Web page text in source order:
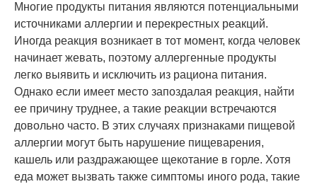
Многие продукты питания являются потенциальными
источниками аллергии и перекрестных реакций.
Иногда реакция возникает в тот момент, когда человек
начинает жевать, поэтому аллергенные продукты
легко выявить и исключить из рациона питания.
Однако если имеет место запоздалая реакция, найти
ее причину труднее, а такие реакции встречаются
довольно часто. В этих случаях признаками пищевой
аллергии могут быть нарушение пищеварения,
кашель или раздражающее щекотание в горле. Хотя
еда может вызвать также симптомы иного рода, такие